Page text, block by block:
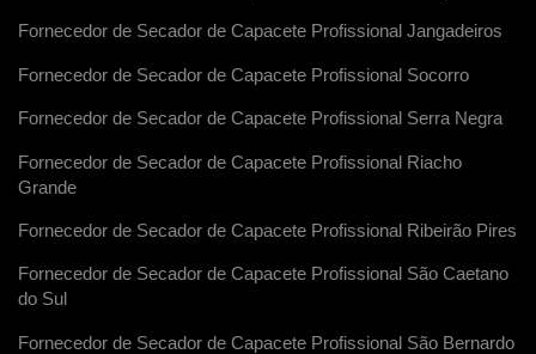
Fornecedor de Secador de Capacete Profissional Jangadeiros
Fornecedor de Secador de Capacete Profissional Socorro
Fornecedor de Secador de Capacete Profissional Serra Negra
Fornecedor de Secador de Capacete Profissional Riacho
Grande
Fornecedor de Secador de Capacete Profissional Ribeirão Pires
Fornecedor de Secador de Capacete Profissional São Caetano
do Sul
Fornecedor de Secador de Capacete Profissional São Bernardo